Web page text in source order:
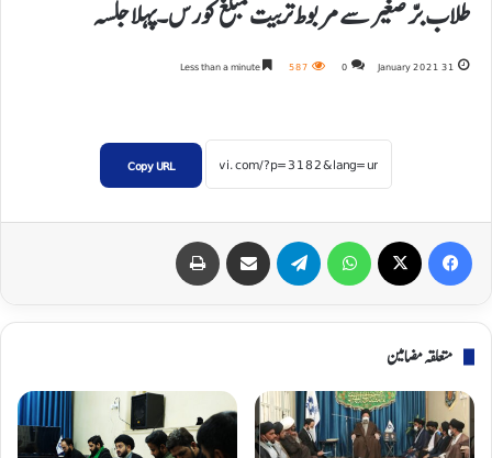
طلاب برّصغیر سے مربوط تربیت مبلغ کورس۔پہلا جلسہ
31 January 2021
0
587
Copy URL
متعلقہ مضامین